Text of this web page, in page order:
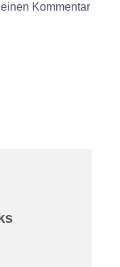
Kommentar